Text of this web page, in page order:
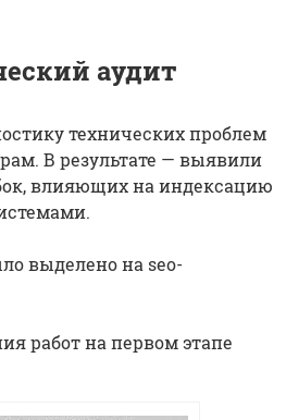
аудит
технических проблем
В результате — выявили
влияющих на индексацию
выделено на seo-
работ на первом этапе